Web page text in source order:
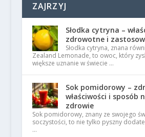
ZAJRZYJ
Słodka cytryna –
zdrowotne i
Słodka cytryna, znana
Zealand Lemonade, to owoc, który
większe uznanie w świecie …
Sok pomidorowy –
właściwości i sposób
zdrowie
Sok pomidorowy, znany ze swojego
soczystości, to nie tylko pyszny
…